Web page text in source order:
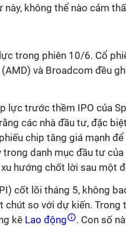
không thể nào cảm
trong phiên 10/6. Cổ
và Broadcom đều
lực trước thềm IPO của
các nhà đầu tư, đặc
chip tăng giá mạnh
trong danh mục đầu tư
hướng chốt lời sau một
cốt lõi tháng 5, không
chút so với dự kiến. Trong
kê Lao động
. Con số